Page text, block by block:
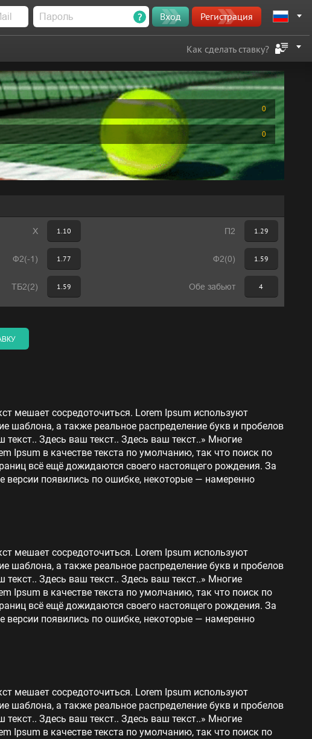
? Вход Регистрация
Как сделать ставку?
0
0
Х 1.10 П2 1.29
Ф2(-1) 1.77 Ф2(0) 1.59
ТБ2(2) 1.59 Обе забьют 4
мешает сосредоточиться. Lorem Ipsum используют
шаблона, а также реальное распределение букв и пробелов
текст.. Здесь ваш текст.. Здесь ваш текст..» Многие
Ipsum в качестве текста по умолчанию, так что поиск по
всё ещё дожидаются своего настоящего рождения. За
версии появились по ошибке, некоторые — намеренно
мешает сосредоточиться. Lorem Ipsum используют
шаблона, а также реальное распределение букв и пробелов
текст.. Здесь ваш текст.. Здесь ваш текст..» Многие
Ipsum в качестве текста по умолчанию, так что поиск по
всё ещё дожидаются своего настоящего рождения. За
версии появились по ошибке, некоторые — намеренно
мешает сосредоточиться. Lorem Ipsum используют
шаблона, а также реальное распределение букв и пробелов
текст.. Здесь ваш текст.. Здесь ваш текст..» Многие
Ipsum в качестве текста по умолчанию, так что поиск по